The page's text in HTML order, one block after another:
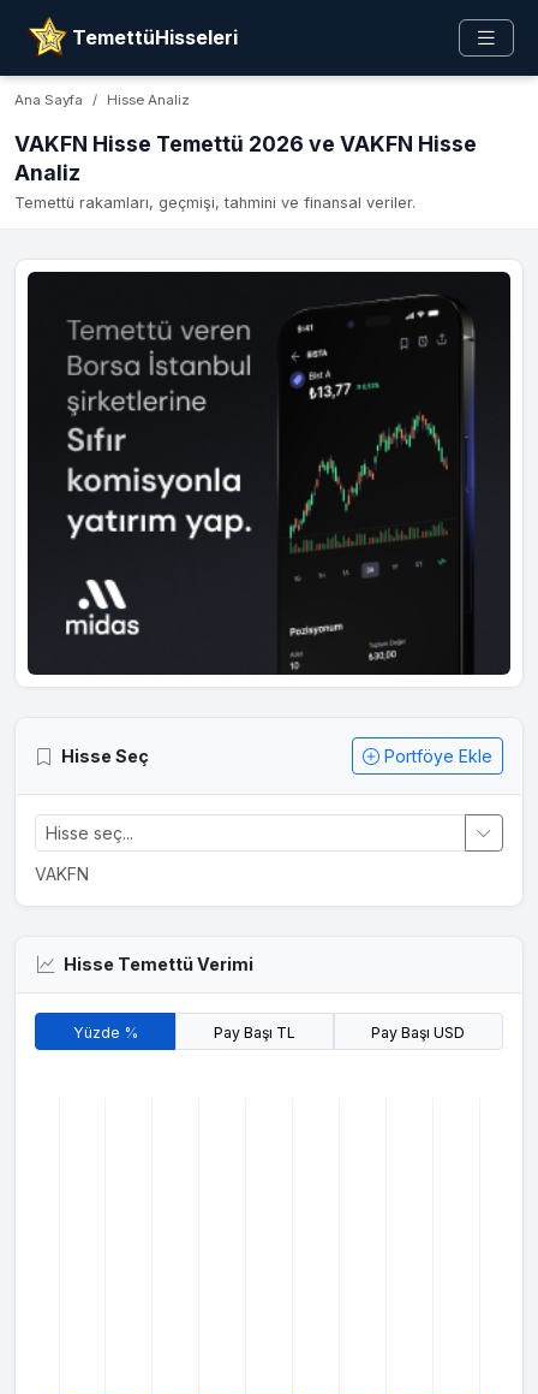
TemettüHisseleri
Ana Sayfa Hisse Analiz
VAKFN Hisse Temettü 2026 ve VAKFN Hisse
Analiz
Temettü rakamları, geçmişi, tahmini ve finansal veriler.
Hisse Seç Portföye Ekle
VAKFN
Hisse Temettü Verimi
Yüzde % Pay Başı TL Pay Başı USD